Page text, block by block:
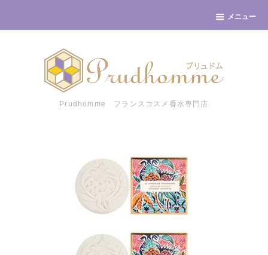
メニュー
Prudhomme フランスコスメ香水専門店